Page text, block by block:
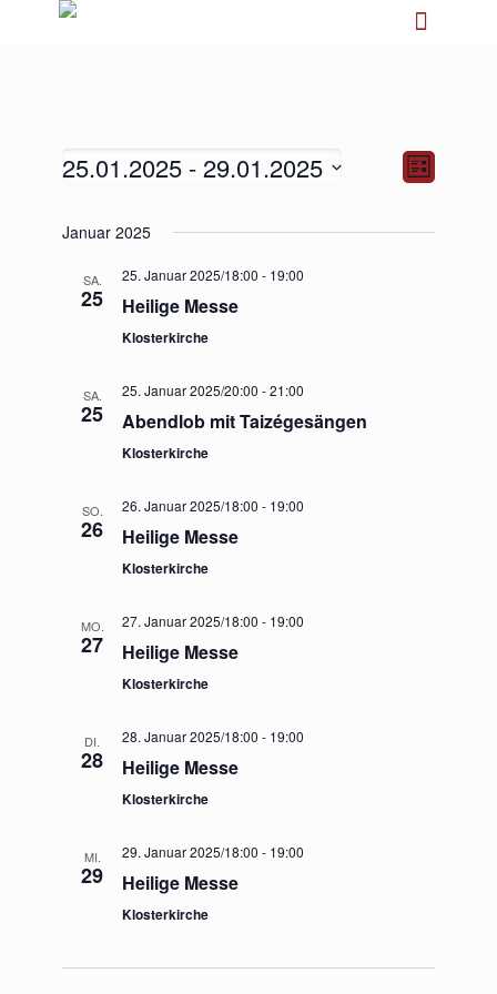
Ansichten-
Navigation
Ansichten-
Liste
25.01.2025 - 29.01.2025
wählen.
Januar 2025
SA.
25
25. Januar 2025/18:00 - 19:00
Heilige Messe
Klosterkirche
SA.
25
25. Januar 2025/20:00 -21:00
Abendlob mit Taizégesängen
Klosterkirche
SO.
26
26. Januar 2025/18:00 - 19:00
Heilige Messe
Klosterkirche
MO.
27
27. Januar 2025/18:00 - 19:00
Heilige Messe
Klosterkirche
DI.
28
28. Januar 2025/18:00 - 19:00
Heilige Messe
Klosterkirche
MI.
29
29. Januar 2025/18:00 - 19:00
Heilige Messe
Klosterkirche